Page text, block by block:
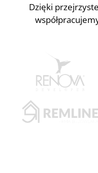
Dzięki